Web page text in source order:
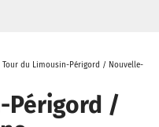
Tour du Limousin-Périgord / Nouvelle-
Périgord /